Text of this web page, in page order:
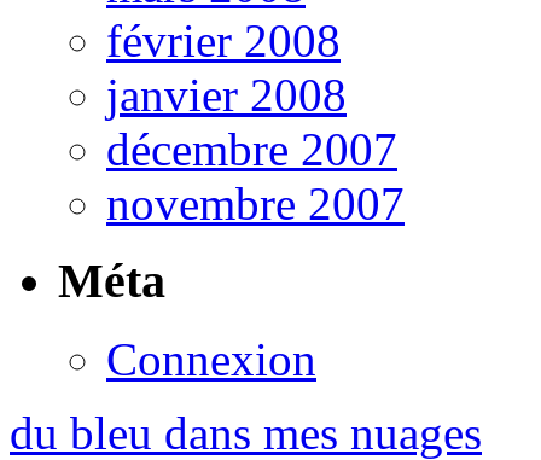
février 2008
janvier 2008
décembre 2007
novembre 2007
Méta
Connexion
du bleu dans mes nuages